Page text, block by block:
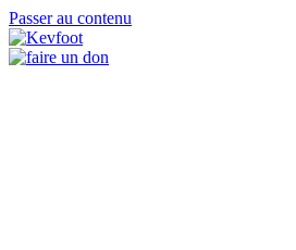
Passer au contenu